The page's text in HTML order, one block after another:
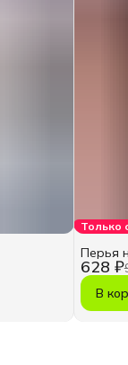
Только
628 ₽
Перья
В